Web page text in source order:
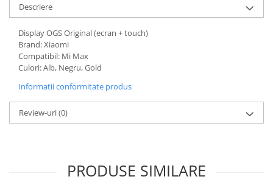
Descriere
Display OGS Original (ecran + touch)
Brand: Xiaomi
Compatibil: Mi Max
Culori: Alb, Negru, Gold
Informatii conformitate produs
Review-uri(0)
PRODUSE SIMILARE